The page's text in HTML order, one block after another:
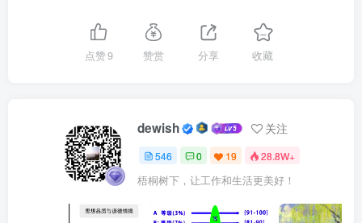
《中华人民共和国民法典》。民法典既汲取了中华民族5000
多年优秀法律文化，又借鉴了人类法治文明建设有益成果，
①推动文化发展需要批判性地继承传统文化
点赞9 赞赏 分享 收藏
dewish 关注
546 0 19 28.8W+
梧桐树下，让工作和生活更美好！